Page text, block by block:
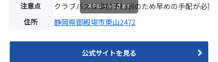
注意点 クラブバスは事前予約制のため早めの手配が必要
住所 静岡県御殿場市東山2472
スクロールできます
公式サイトを見る